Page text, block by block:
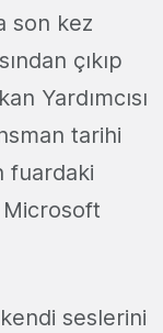
son kez
çıkıp
Yardımcısı
tarihi
fuardaki
Microsoft
seslerini